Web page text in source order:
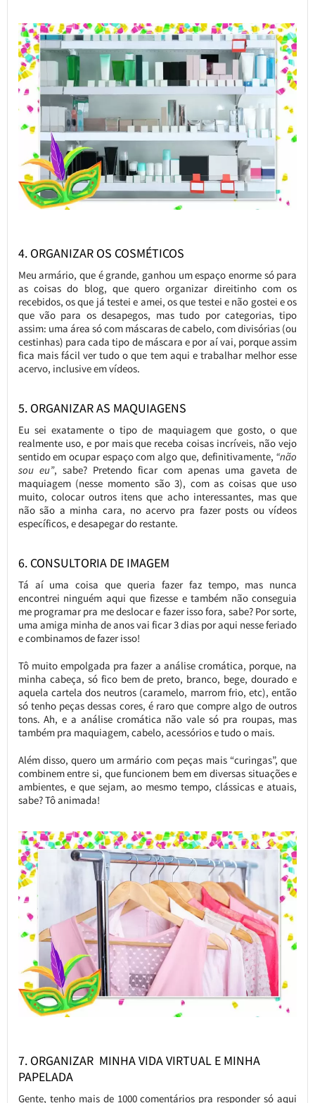
4. ORGANIZAR OS COSMÉTICOS
Meu armário, que é grande, ganhou um espaço enorme só para
as coisas do blog, que quero organizar direitinho com os
recebidos, os que já testei e amei, os que testei e não gostei e os
que vão para os desapegos, mas tudo por categorias, tipo
assim: uma área só com máscaras de cabelo, com divisórias (ou
cestinhas) para cada tipo de máscara e por aí vai, porque assim
fica mais fácil ver tudo o que tem aqui e trabalhar melhor esse
acervo, inclusive em vídeos.
5. ORGANIZAR AS MAQUIAGENS
Eu sei exatamente o tipo de maquiagem que gosto, o que
realmente uso, e por mais que receba coisas incríveis, não vejo
sentido em ocupar espaço com algo que, definitivamente, “não
sou eu”, sabe? Pretendo ficar com apenas uma gaveta de
maquiagem (nesse momento são 3), com as coisas que uso
muito, colocar outros itens que acho interessantes, mas que
não são a minha cara, no acervo pra fazer posts ou vídeos
específicos, e desapegar do restante.
6. CONSULTORIA DE IMAGEM
Tá aí uma coisa que queria fazer faz tempo, mas nunca
encontrei ninguém aqui que fizesse e também não conseguia
me programar pra me deslocar e fazer isso fora, sabe? Por sorte,
uma amiga minha de anos vai ficar 3 dias por aqui nesse feriado
e combinamos de fazer isso!
Tô muito empolgada pra fazer a análise cromática, porque, na
minha cabeça, só fico bem de preto, branco, bege, dourado e
aquela cartela dos neutros (caramelo, marrom frio, etc), então
só tenho peças dessas cores, é raro que compre algo de outros
tons. Ah, e a análise cromática não vale só pra roupas, mas
também pra maquiagem, cabelo, acessórios e tudo o mais.
Além disso, quero um armário com peças mais “curingas”, que
combinem entre si, que funcionem bem em diversas situações e
ambientes, e que sejam, ao mesmo tempo, clássicas e atuais,
sabe? Tô animada!
7. ORGANIZAR MINHA VIDA VIRTUAL E MINHA
PAPELADA
Gente, tenho mais de 1000 comentários pra responder só aqui